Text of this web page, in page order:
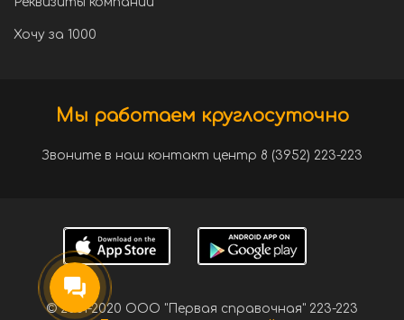
Хочу за 1000
Мы работаем круглосуточно
Звоните в наш контакт центр 8 (3952) 223-223
© 2001-2020 ООО "Первая справочная" 223-223